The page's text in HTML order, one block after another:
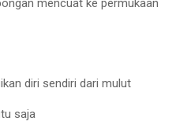
diri sendiri dari mulut
saja